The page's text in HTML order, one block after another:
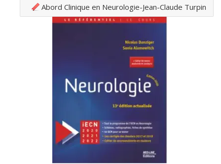
Abord Clinique en Neurologie-Jean-Claude Turpin